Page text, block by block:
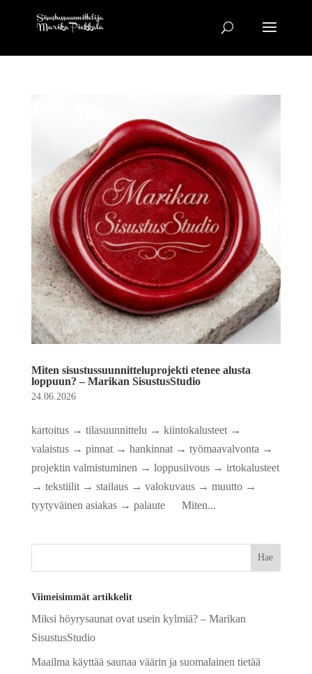
Miten sisustussuunnitteluprojekti etenee alusta
loppuun? – Marikan SisustusStudio
24.06.2026
kartoitus → tilasuunnittelu → kiintokalusteet →
valaistus → pinnat → hankinnat → työmaavalvonta →
projektin valmistuminen → loppusiivous → irtokalusteet
→ tekstiilit → stailaus → valokuvaus → muutto →
tyytyväinen asiakas → palaute Miten...
Viimeisimmät artikkelit
Miksi höyrysaunat ovat usein kylmiä? – Marikan
SisustusStudio
Maailma käyttää saunaa väärin ja suomalainen tietää